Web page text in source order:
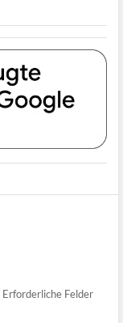
Erforderliche Felder